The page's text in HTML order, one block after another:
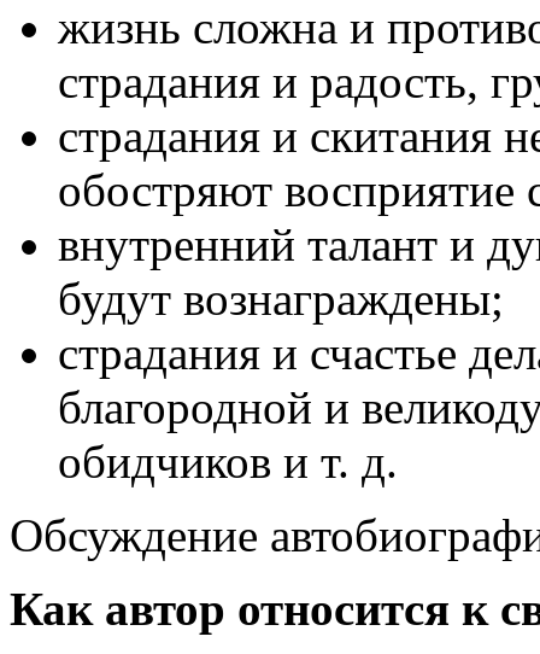
жизнь сложна и
страдания и радость,
страдания и скитания
обостряют восприятие
внутренний талант и
будут вознаграждены;
страдания и счастье
благородной и
обидчиков и т. д.
Обсуждение
Как автор относится к